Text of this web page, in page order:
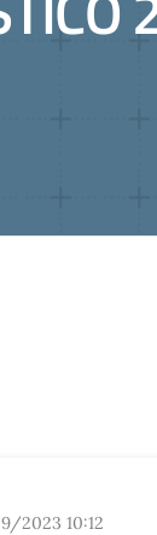
2023 10:12